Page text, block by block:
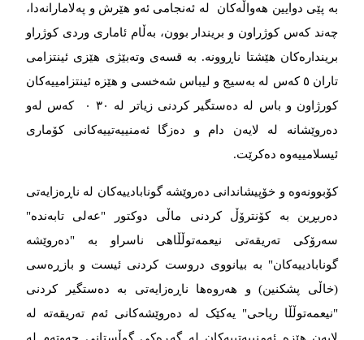
بە پێی دوایین هەواڵەکان لە ئەنجامی ئەو هێرش و پەلامارانەدا،
چەند کەس کوژراون و بریندار بوون، بەڵام ئاماری وردی کوژراو
بریندارەکان هێشتا ناڕوونە. بە قسەی وتەبێژی هێزی ئینتزامی
تاران ٥ کەس لە بەسیج و لیباس شەخسی و هێزە ئینتزامییەکان
کورژاون و باس لە دەستگیر کردنی زیاتر لە ٣٠ ٠ کەس لەو
دەروێشانە لە لایەن دام و دەزگا ئەمنییەتییەکانی کۆماری
ئیسلامییەوە دەکرێت.
کۆبوونەوە و خۆپیشاندانی دەروێشە گونابادییەکان لە ناڕەزایەتی
دەربڕین بە کۆنترۆڵ کردنی ماڵی دوکتور "عەلی تابەندە"
سەرۆکی تەریقەتی نیعمەتوڵڵاهی ناسراو بە "دەروێشە
گونابادییەکان" بە بیانووی دروست کردنی ئیست و بازڕەسی
(خاڵی پشکنین) و هەروەها ناڕەزایەتی بە دەستگیر کردنی
"نیعمەتوڵڵا ریاحی" یەکێک لە دەروێشەکانی ئەم تەریقەتە لە
لایەن هێزە ئەمنییەتییەکان لە گەڕەکی گوڵستانی حەوتەم لە